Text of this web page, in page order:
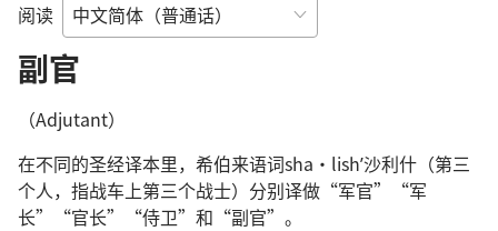
阅读
副官
（Adjutant）
在不同的圣经译本里，希伯来语词sha·lishʹ沙利什（第三
个人，指战车上第三个战士）分别译做“军官”“军
长”“官长”“侍卫”和“副官”。